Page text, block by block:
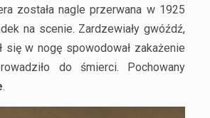
została nagle przerwana w 1925
na scenie. Zardzewiały gwóźdź,
się w nogę spowodował zakażenie
do śmierci. Pochowany
.